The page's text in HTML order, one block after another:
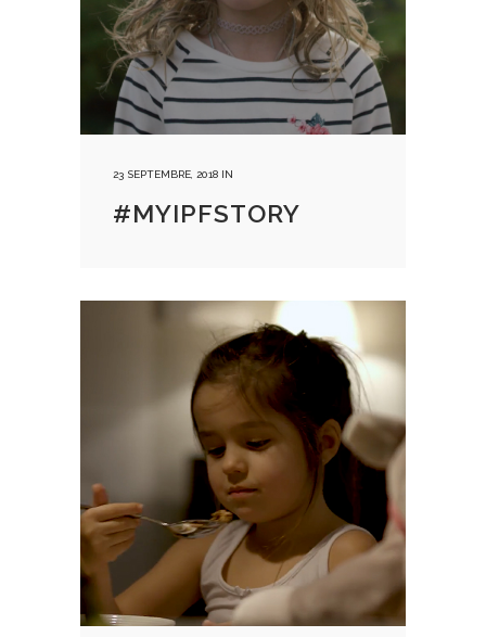
23 SEPTEMBRE, 2018 IN
#MYIPFSTORY